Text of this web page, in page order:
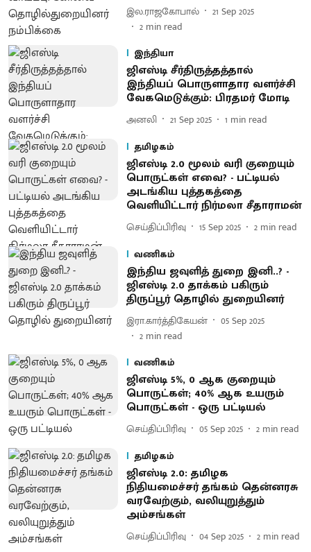
இல.ராஜகோபால்
21 Sep 2025
2 min read
இந்தியா
ஜிஎஸ்டி சீர்திருத்தத்தால்
இந்தியப் பொருளாதார வளர்ச்சி
வேகமெடுக்கும்: பிரதமர் மோடி
அனலி 21 Sep 2025 1 min read
தமிழகம்
ஜிஎஸ்டி 2.0 மூலம் வரி குறையும்
பொருட்கள் எவை? - பட்டியல்
அடங்கிய புத்தகத்தை
வெளியிட்டார் நிர்மலா சீதாராமன்
செய்திப்பிரிவு 15 Sep 2025 2 min read
வணிகம்
இந்திய ஜவுளித் துறை இனி..? -
ஜிஎஸ்டி 2.0 தாக்கம் பகிரும்
திருப்பூர் தொழில் துறையினர்
இரா.கார்த்திகேயன்
05 Sep 2025
2 min read
வணிகம்
ஜிஎஸ்டி 5%, 0 ஆக குறையும்
பொருட்கள்; 40% ஆக உயரும்
பொருட்கள் - ஒரு பட்டியல்
செய்திப்பிரிவு 05 Sep 2025 2 min read
தமிழகம்
ஜிஎஸ்டி 2.0: தமிழக
நிதியமைச்சர் தங்கம் தென்னரசு
வரவேற்கும், வலியுறுத்தும்
அம்சங்கள்
செய்திப்பிரிவு 04 Sep 2025 2 min read